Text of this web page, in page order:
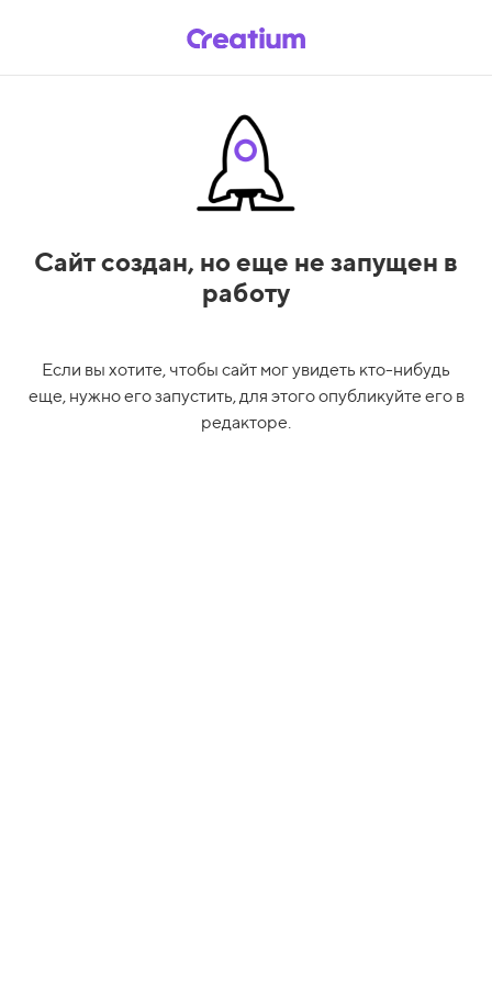
Сайт создан, но еще не запущен в
работу
Если вы хотите, чтобы сайт мог увидеть кто-нибудь
еще, нужно его запустить, для этого опубликуйте его в
редакторе.